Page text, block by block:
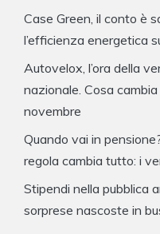
Case Green, il conto è
l’efficienza energetica
Autovelox, l’ora della
nazionale. Cosa
novembre
Quando vai in
regola cambia tutto: i
Stipendi nella pubblica
sorprese nascoste in